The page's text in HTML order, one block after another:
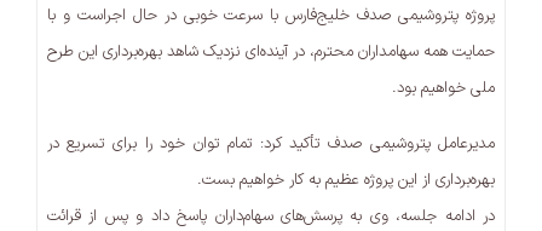
پروژه پتروشیمی صدف خلیج‌فارس با سرعت خوبی در حال اجراست و با
حمایت همه سهامداران محترم، در آینده‌ای نزدیک شاهد بهره‌برداری این طرح
ملی خواهیم بود.
مدیرعامل پتروشیمی صدف تأکید کرد: تمام توان خود را برای تسریع در
بهره‌برداری از این پروژه عظیم به کار خواهیم بست.
در ادامه جلسه، وی به پرسش‌های سهام‌داران پاسخ داد و پس از قرائت